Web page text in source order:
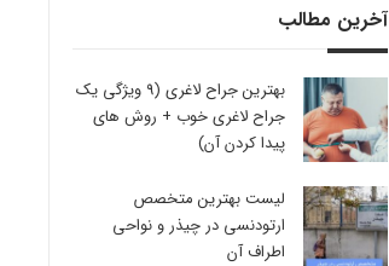
آخرین مطالب
بهترین جراح لاغری (9 ویژگی یک
جراح لاغری خوب + روش های
پیدا کردن آن)
لیست بهترین متخصص
ارتودنسی در چیذر و نواحی
اطراف آن